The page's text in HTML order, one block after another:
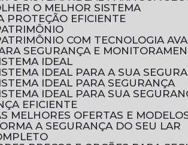
O MELHOR SISTEMA
PROTEÇÃO EFICIENTE
COM TECNOLOGIA
SEGURANÇA E
IDEAL
IDEAL PARA A SUA
IDEAL PARA SEGURANÇA
IDEAL PARA SUA
EFICIENTE
MELHORES OFERTAS E
A SEGURANÇA DO SEU LAR